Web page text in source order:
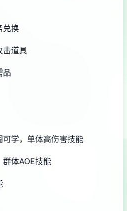
兑换
击道具
品
学，单体高伤害技能
体AOE技能